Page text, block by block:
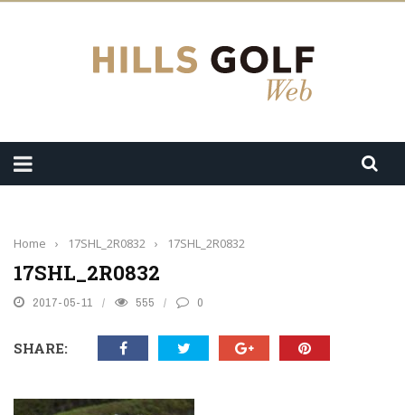
Home › 17SHL_2R0832 › 17SHL_2R0832
17SHL_2R0832
2017-05-11 555 0
SHARE: